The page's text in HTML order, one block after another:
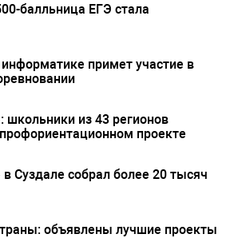
балльница ЕГЭ стала
примет участие в
школьники из 43 регионов
проекте
в Суздале собрал более 20 тысяч
объявлены лучшие проекты